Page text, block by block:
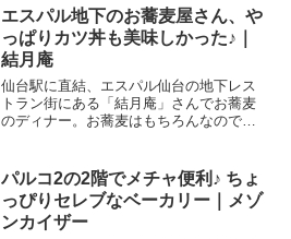
ご飯でした。こんなところにお食事処私
の仕事でもプライ...
エスパル地下のお蕎麦屋さん、や
っぱりカツ丼も美味しかった♪｜
結月庵
仙台駅に直結、エスパル仙台の地下レス
トラン街にある「結月庵」さんでお蕎麦
のディナー。お蕎麦はもちろんなのです
ら関東の拠点である＆ダンナのいる川崎
へ移動する日。実のところ...
パルコ2の2階でメチャ便利♪ ちょ
っぴりセレブなベーカリー｜メゾ
ンカイザー